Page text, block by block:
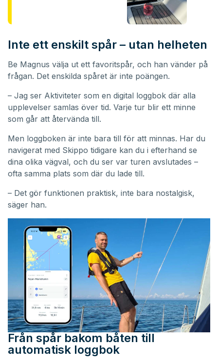
Inte ett enskilt spår – utan helheten
Be Magnus välja ut ett favoritspår, och han vänder på
frågan. Det enskilda spåret är inte poängen.
– Jag ser Aktiviteter som en digital loggbok där alla
upplevelser samlas över tid. Varje tur blir ett minne
som går att återvända till.
Men loggboken är inte bara till för att minnas. Har du
navigerat med Skippo tidigare kan du i efterhand se
dina olika vägval, och du ser var turen avslutades –
ofta samma plats som där du lade till.
– Det gör funktionen praktisk, inte bara nostalgisk,
säger han.
Från spår bakom båten till
automatisk loggbok